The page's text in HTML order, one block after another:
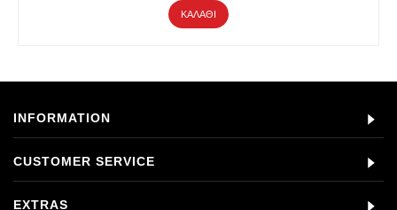
ΚΑΛΆΘΙ
INFORMATION
CUSTOMER SERVICE
EXTRAS